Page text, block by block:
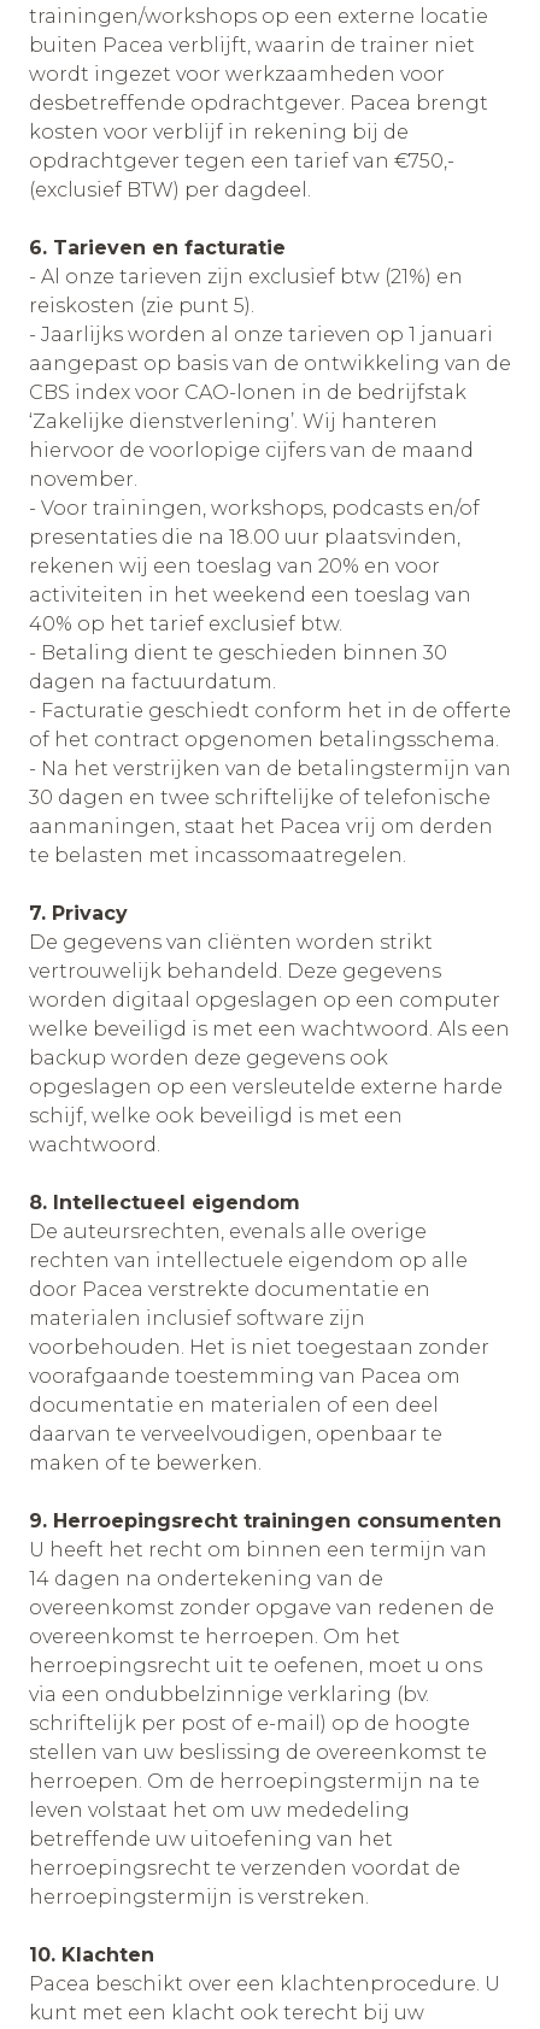
trainingen/workshops op een externe locatie
buiten Pacea verblijft, waarin de trainer niet
wordt ingezet voor werkzaamheden voor
desbetreffende opdrachtgever. Pacea brengt
kosten voor verblijf in rekening bij de
opdrachtgever tegen een tarief van €750,-
(exclusief BTW) per dagdeel.
6. Tarieven en facturatie
- Al onze tarieven zijn exclusief btw (21%) en
reiskosten (zie punt 5).
- Jaarlijks worden al onze tarieven op 1 januari
aangepast op basis van de ontwikkeling van de
CBS index voor CAO-lonen in de bedrijfstak
‘Zakelijke dienstverlening’. Wij hanteren
hiervoor de voorlopige cijfers van de maand
november.
- Voor trainingen, workshops, podcasts en/of
presentaties die na 18.00 uur plaatsvinden,
rekenen wij een toeslag van 20% en voor
activiteiten in het weekend een toeslag van
40% op het tarief exclusief btw.
- Betaling dient te geschieden binnen 30
dagen na factuurdatum.
- Facturatie geschiedt conform het in de offerte
of het contract opgenomen betalingsschema.
- Na het verstrijken van de betalingstermijn van
30 dagen en twee schriftelijke of telefonische
aanmaningen, staat het Pacea vrij om derden
te belasten met incassomaatregelen.
7. Privacy
De gegevens van cliënten worden strikt
vertrouwelijk behandeld. Deze gegevens
worden digitaal opgeslagen op een computer
welke beveiligd is met een wachtwoord. Als een
backup worden deze gegevens ook
opgeslagen op een versleutelde externe harde
schijf, welke ook beveiligd is met een
wachtwoord.
8. Intellectueel eigendom
De auteursrechten, evenals alle overige
rechten van intellectuele eigendom op alle
door Pacea verstrekte documentatie en
materialen inclusief software zijn
voorbehouden. Het is niet toegestaan zonder
voorafgaande toestemming van Pacea om
documentatie en materialen of een deel
daarvan te verveelvoudigen, openbaar te
maken of te bewerken.
9. Herroepingsrecht trainingen consumenten
U heeft het recht om binnen een termijn van
14 dagen na ondertekening van de
overeenkomst zonder opgave van redenen de
overeenkomst te herroepen. Om het
herroepingsrecht uit te oefenen, moet u ons
via een ondubbelzinnige verklaring (bv.
schriftelijk per post of e-mail) op de hoogte
stellen van uw beslissing de overeenkomst te
herroepen. Om de herroepingstermijn na te
leven volstaat het om uw mededeling
betreffende uw uitoefening van het
herroepingsrecht te verzenden voordat de
herroepingstermijn is verstreken.
10. Klachten
Pacea beschikt over een klachtenprocedure. U
kunt met een klacht ook terecht bij uw